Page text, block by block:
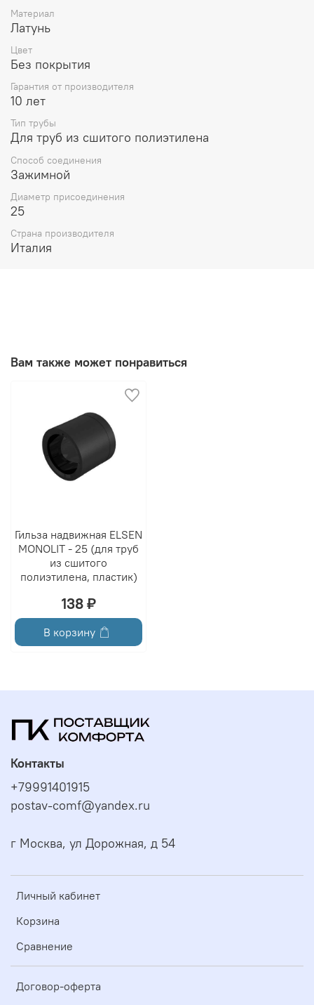
свойств товара.
Материал
Латунь
Цвет
Без покрытия
Гарантия от производителя
10 лет
Тип трубы
Для труб из сшитого полиэтилена
Способ соединения
Зажимной
Диаметр присоединения
25
Страна производителя
Италия
Вам также может понравиться
Гильза надвижная ELSEN
MONOLIT - 25 (для труб
из сшитого
полиэтилена, пластик)
138 ₽
В корзину
Личный кабинет
Корзина
Сравнение
Договор-оферта
Контакты
+79991401915
postav-comf@yandex.ru
г Москва, ул Дорожная, д 54